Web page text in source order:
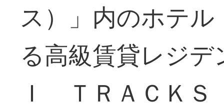
ス）」内のホテ
る高級賃貸レジ
Ｉ ＴＲＡＣＫ